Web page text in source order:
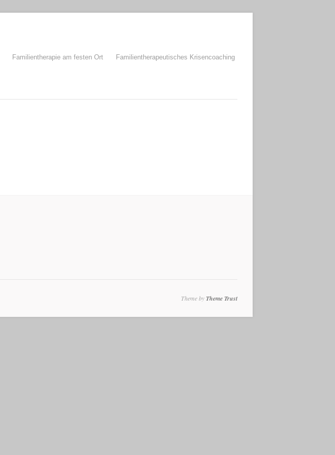
Familientherapie am festen Ort Familientherapeutisches Krisencoaching
Theme by Theme Trust